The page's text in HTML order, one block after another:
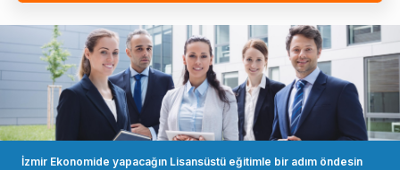
İzmir Ekonomide yapacağın Lisansüstü eğitimle bir adım öndesin